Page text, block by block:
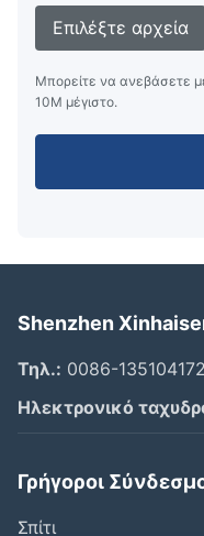
Επιλέξτε αρχεία
Μπορείτε να ανεβάσετε
10M μέγιστο.
Shenzhen
Τηλ.: 0086-
Ηλεκτρονικό
Γρήγοροι
Σπίτι